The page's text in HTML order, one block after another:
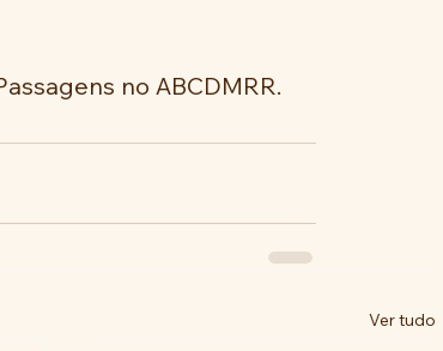
no ABCDMRR.
Ver tudo